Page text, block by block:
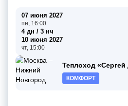
07 июня 2027
пн, 16:00
4 дн / 3 нч
10 июня 2027
чт, 15:00
Теплоход «Сергей
КОМФОРТ